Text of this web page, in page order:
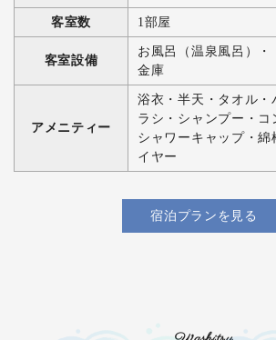
客室数 1部屋
客室設備
お風呂（温泉風呂）・
金庫
アメニティー
浴衣・半天・タオル・
ラシ・シャンプー・コ
シャワーキャップ・綿
イヤー
宿泊プランを見る